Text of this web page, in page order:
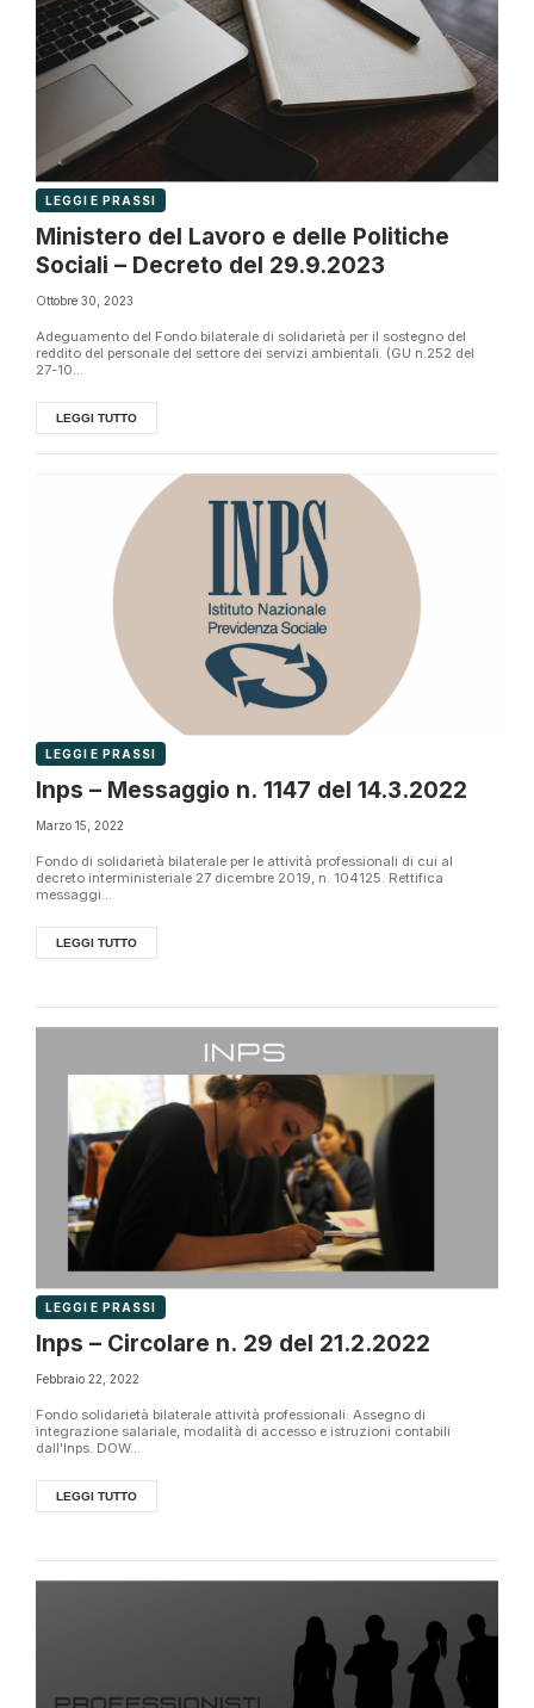
LEGGI E PRASSI
Ministero del Lavoro e delle Politiche
Sociali – Decreto del 29.9.2023
Ottobre 30, 2023
Adeguamento del Fondo bilaterale di solidarietà per il sostegno del
reddito del personale del settore dei servizi ambientali. (GU n.252 del
27-10...
LEGGI TUTTO
LEGGI E PRASSI
Inps – Messaggio n. 1147 del 14.3.2022
Marzo 15, 2022
Fondo di solidarietà bilaterale per le attività professionali di cui al
decreto interministeriale 27 dicembre 2019, n. 104125. Rettifica
messaggi...
LEGGI TUTTO
LEGGI E PRASSI
Inps – Circolare n. 29 del 21.2.2022
Febbraio 22, 2022
Fondo solidarietà bilaterale attività professionali: Assegno di
integrazione salariale, modalità di accesso e istruzioni contabili
dall'Inps. DOW...
LEGGI TUTTO